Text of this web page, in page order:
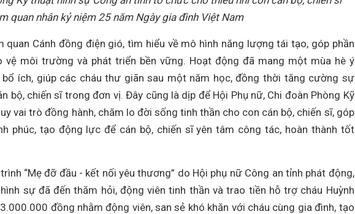
quan nhân kỷ niệm 25 năm Ngày gia đình Việt Nam
quan Cánh đồng điện gió, tìm hiểu về mô hình năng lượng tái tạo, góp phần
vệ môi trường và phát triển bền vững. Hoạt động đã mang một mùa hè ý
bổ ích, giúp các cháu thư giãn sau một năm học, đồng thời tăng cường sự
bộ, chiến sĩ trong đơn vị. Đây cũng là dịp để Hội Phụ nữ, Chi đoàn Phòng Kỹ
vai trò đồng hành, chăm lo đời sống tinh thần cho con cán bộ, chiến sĩ, góp
phúc, tạo động lực để cán bộ, chiến sĩ yên tâm công tác, hoàn thành tốt
“Mẹ đỡ đầu - kết nối yêu thương” do Hội phụ nữ Công an tỉnh phát động,
sự đã đến thăm hỏi, động viên tinh thần và trao tiền hỗ trợ cháu Huỳnh
đồng nhằm động viên, san sẻ khó khăn với cháu cùng gia đình, tạo